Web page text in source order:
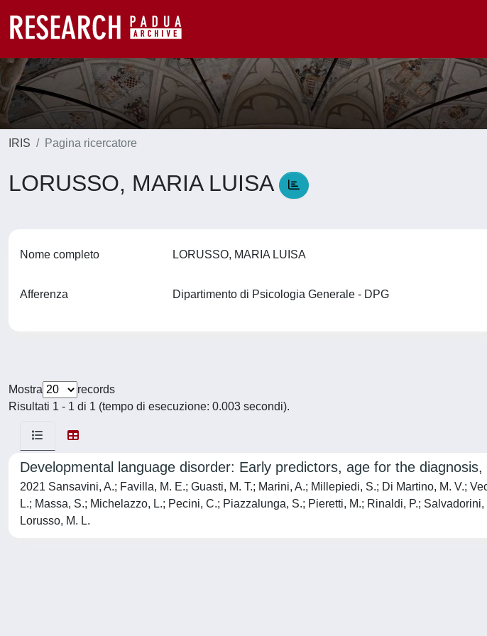
IRIS Pagina ricercatore
LORUSSO, MARIA LUISA
Nome completo LORUSSO, MARIA LUISA
Afferenza Dipartimento di Psicologia Generale - DPG
Mostra
records
Risultati 1 - 1 di 1 (tempo di esecuzione: 0.003 secondi).
Developmental language disorder: Early predictors, age for the
2021 Sansavini, A.; Favilla, M. E.; Guasti, M. T.; Marini, A.; Millepiedi, S.; Di Martino, M. V.;
L.; Massa, S.; Michelazzo, L.; Pecini, C.; Piazzalunga, S.; Pieretti, M.; Rinaldi, P.;
Lorusso, M. L.